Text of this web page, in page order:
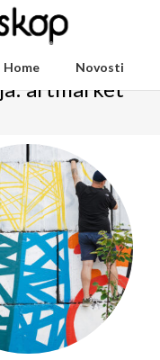
Home Novosti
artmarket